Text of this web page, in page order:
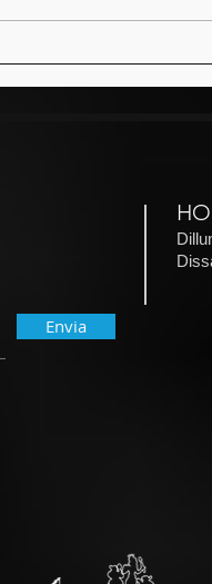
Envia